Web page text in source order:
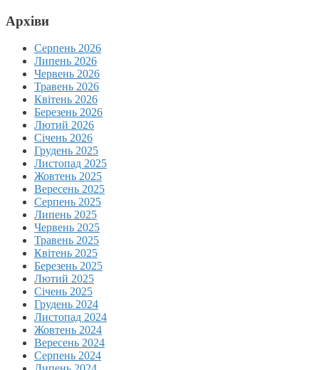
Архіви
Серпень 2026
Липень 2026
Червень 2026
Травень 2026
Квітень 2026
Березень 2026
Лютий 2026
Січень 2026
Грудень 2025
Листопад 2025
Жовтень 2025
Вересень 2025
Серпень 2025
Липень 2025
Червень 2025
Травень 2025
Квітень 2025
Березень 2025
Лютий 2025
Січень 2025
Грудень 2024
Листопад 2024
Жовтень 2024
Вересень 2024
Серпень 2024